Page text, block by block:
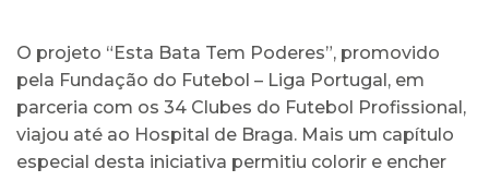
O projeto “Esta Bata Tem Poderes”, promovido
pela Fundação do Futebol – Liga Portugal, em
parceria com os 34 Clubes do Futebol Profissional,
viajou até ao Hospital de Braga. Mais um capítulo
especial desta iniciativa permitiu colorir e encher